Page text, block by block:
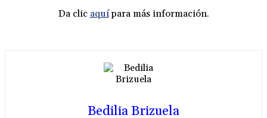
Da clic aquípara más información.
Bedilia Brizuela